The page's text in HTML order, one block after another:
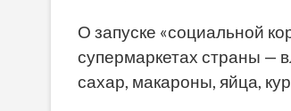
О запуске «социальной
супермаркетах страны —
сахар, макароны, яйца,